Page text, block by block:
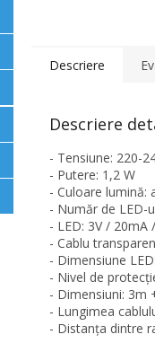
Descriere
Descriere
- Tensiune: 220-
- Putere: 1,2 W
- Culoare lumină:
- Număr de LED-
- LED: 3V / 20mA
- Cablu
- Dimensiune
- Nivel de
- Dimensiuni: 3m
- Lungimea
- Distanța dintre